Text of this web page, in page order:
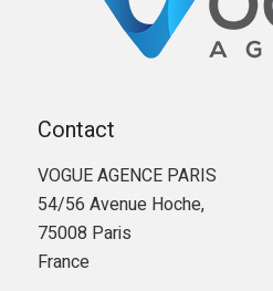
Contact
VOGUE AGENCE PARIS
54/56 Avenue Hoche,
75008 Paris
France